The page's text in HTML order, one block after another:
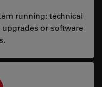
running: technical
upgrades or software